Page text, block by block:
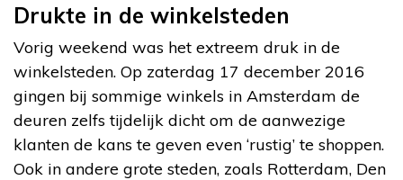
Drukte in de winkelsteden
Vorig weekend was het extreem druk in de
winkelsteden. Op zaterdag 17 december 2016
gingen bij sommige winkels in Amsterdam de
deuren zelfs tijdelijk dicht om de aanwezige
klanten de kans te geven even ‘rustig’ te shoppen.
Ook in andere grote steden, zoals Rotterdam, Den